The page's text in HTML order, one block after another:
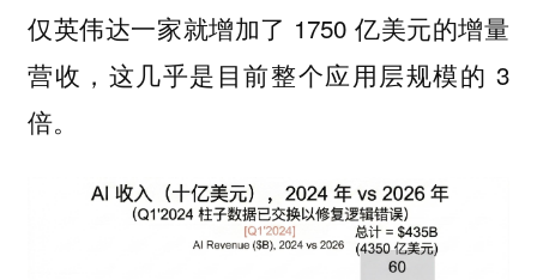
仅英伟达一家就增加了 1750 亿美元的增量
营收，这几乎是目前整个应用层规模的 3
倍。